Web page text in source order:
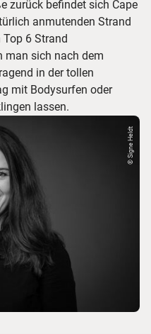
zurück befindet sich Cape
anmutenden Strand
6 Strand
man sich nach dem
in der tollen
mit Bodysurfen oder
lassen.
© Signe Heldt